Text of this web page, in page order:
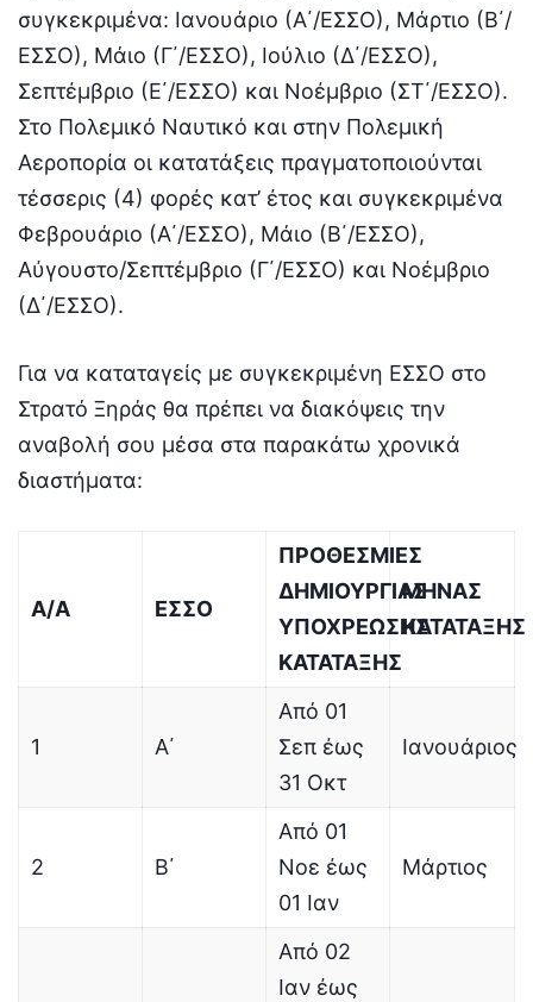
συγκεκριμένα: Ιανουάριο (Α΄/ΕΣΣΟ), Μάρτιο (Β΄/
ΕΣΣΟ), Μάιο (Γ΄/ΕΣΣΟ), Ιούλιο (Δ΄/ΕΣΣΟ),
Σεπτέμβριο (Ε΄/ΕΣΣΟ) και Νοέμβριο (ΣΤ΄/ΕΣΣΟ).
Στο Πολεμικό Ναυτικό και στην Πολεμική
Αεροπορία οι κατατάξεις πραγματοποιούνται
τέσσερις (4) φορές κατ’ έτος και συγκεκριμένα
Φεβρουάριο (Α΄/ΕΣΣΟ), Μάιο (Β΄/ΕΣΣΟ),
Αύγουστο/Σεπτέμβριο (Γ΄/ΕΣΣΟ) και Νοέμβριο
(Δ΄/ΕΣΣΟ).
Για να καταταγείς με συγκεκριμένη ΕΣΣΟ στο
Στρατό Ξηράς θα πρέπει να διακόψεις την
αναβολή σου μέσα στα παρακάτω χρονικά
διαστήματα:
Α/Α ΕΣΣΟ
ΠΡΟΘΕΣΜΙΕΣ
ΔΗΜΙΟΥΡΓΙΑΣ
ΥΠΟΧΡΕΩΣΗΣ
ΚΑΤΑΤΑΞΗΣ
ΜΗΝΑΣ
ΚΑΤΑΤΑΞΗΣ
1 Α΄
Από 01
Σεπ έως
31 Οκτ
Ιανουάριος
2 Β΄
Από 01
Νοε έως
01 Ιαν
Μάρτιος
Από 02
Ιαν έως